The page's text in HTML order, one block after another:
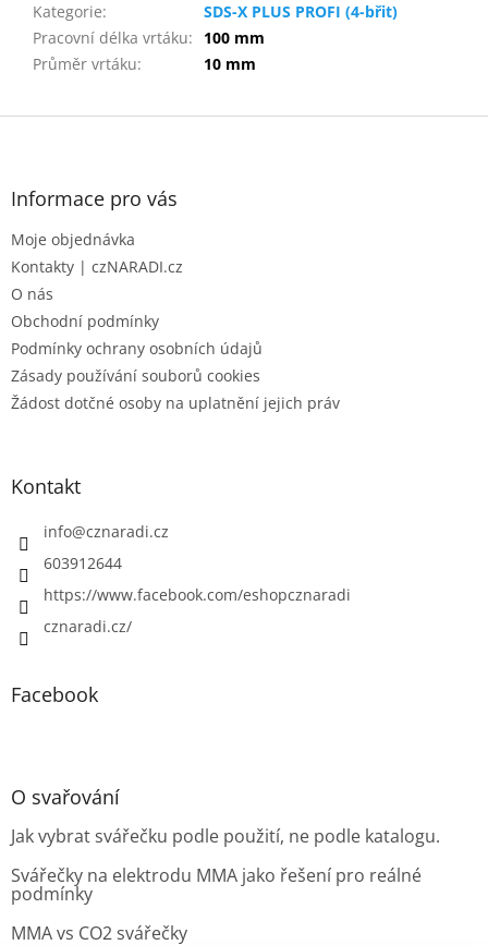
Kategorie:
SDS-X PLUS PROFI (4-břit)
Pracovní délka vrtáku:
100 mm
Průměr vrtáku: 10 mm
Z
Informace pro vás
Moje objednávka
Kontakty | czNARADI.cz
O nás
Obchodní podmínky
Podmínky ochrany osobních údajů
Zásady používání souborů cookies
Žádost dotčné osoby na uplatnění jejich práv
Kontakt
info@cznaradi.cz
603912644
https://www.facebook.com/eshopcznaradi
cznaradi.cz/
Facebook
O svařování
Jak vybrat svářečku podle použití, ne podle katalogu.
Svářečky na elektrodu MMA jako řešení pro reálné
podmínky
MMA vs CO2 svářečky